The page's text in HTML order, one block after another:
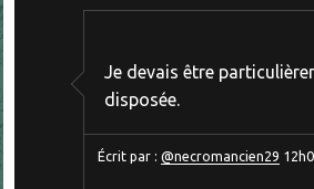
Je devais être
disposée.
Écrit par : @necromancien29